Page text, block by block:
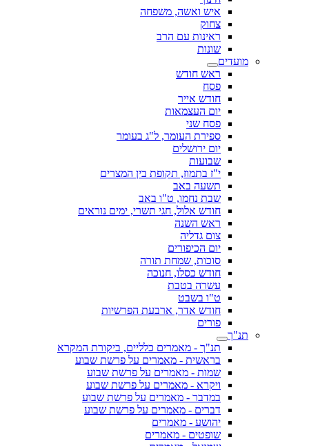
איש ואשה, משפחה
צחוק
ראינות עם הרב
שונות
מועדים
ראש חודש
פסח
חודש אייר
יום העצמאות
פסח שני
ספירת העומר, ל"ג בעומר
יום ירושלים
שבועות
י"ז בתמוז, תקופת בין המצרים
תשעה באב
שבת נחמו, ט"ו באב
חודש אלול, חגי תשרי, ימים נוראים
ראש השנה
צום גדליה
יום הכיפורים
סוכות, שמחת תורה
חודש כסלו, חנוכה
עשרה בטבת
ט"ו בשבט
חודש אדר, ארבעת הפרשיות
פורים
תנ"ך
תנ"ך - מאמרים כלליים, ביקורת המקרא
בראשית - מאמרים על פרשת שבוע
שמות - מאמרים על פרשת שבוע
ויקרא - מאמרים על פרשת שבוע
במדבר - מאמרים על פרשת שבוע
דברים - מאמרים על פרשת שבוע
יהושע - מאמרים
שופטים - מאמרים